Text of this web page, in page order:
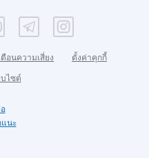
ตือนความเสี่ยง ตั้งค่าคุกกี้
บไซต์
แนะ